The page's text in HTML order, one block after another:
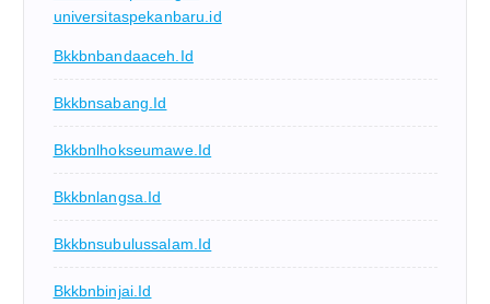
universitaspekanbaru.id
Bkkbnbandaaceh.id
Bkkbnsabang.id
Bkkbnlhokseumawe.id
Bkkbnlangsa.id
Bkkbnsubulussalam.id
Bkkbnbinjai.id